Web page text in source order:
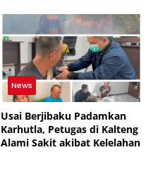
News
Usai Berjibaku Padamkan
Karhutla, Petugas di Kalteng
Alami Sakit akibat Kelelahan